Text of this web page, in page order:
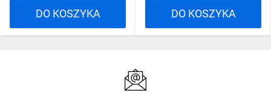
DO KOSZYKA DO KOSZYKA